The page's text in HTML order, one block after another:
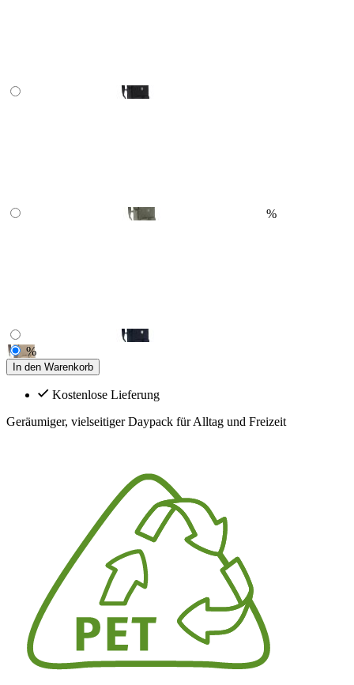
%
%
In den Warenkorb
Kostenlose Lieferung
Geräumiger, vielseitiger Daypack für Alltag und Freizeit